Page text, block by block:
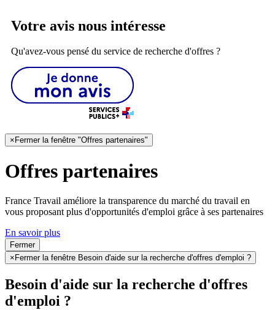
Votre avis nous intéresse
Qu'avez-vous pensé du service de recherche d'offres ?
× Fermer la fenêtre "Offres partenaires"
Offres partenaires
France Travail améliore la transparence du marché du travail en
vous proposant plus d'opportunités d'emploi grâce à ses partenaires
En savoir plus
Fermer
× Fermer la fenêtre Besoin d'aide sur la recherche d'offres d'emploi ?
Besoin d'aide sur la recherche d'offres
d'emploi ?